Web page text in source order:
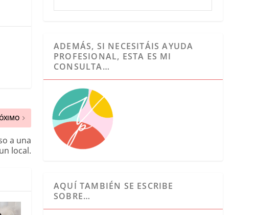
a una
local.
ADEMÁS, SI NECESITÁIS AYUDA
PROFESIONAL, ESTA ES MI
CONSULTA…
AQUÍ TAMBIÉN SE ESCRIBE
SOBRE…